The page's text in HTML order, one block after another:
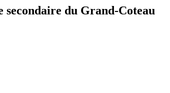
secondaire du Grand-Coteau